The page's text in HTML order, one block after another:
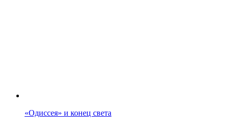
«Одиссея» и конец света